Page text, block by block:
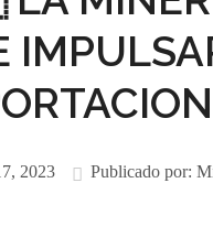
2023 Publicado por: